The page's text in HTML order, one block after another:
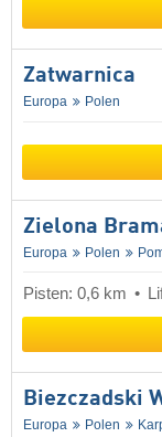
Zatwarnica
Europa Polen
Zielona
Europa Polen
Pisten: 0,6 km
Biezczadski
Europa Polen